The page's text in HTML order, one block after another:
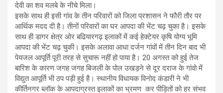
देवी का शव मलबे के नीचे मिला।
इसके साथ ही इसी गांव के तीन परिवारों को जिला प्रशासन ने फौरी तौर पर
आर्थिक मदद दी है। तीनों परिवारों का घर आपदा की भेंट चढ़ चुका है। इसके
साथ ही डागर क्षेत्र ओर बढियारगढ़ इलाकों में कई हेक्टेयर कृषि योग्य भूमि
आपदा की भेंट चढ़ चुकी। इसके अलावा आधा दर्जन गांवों में तीन दिन बाद भी
पेयजल आपूर्ति पूरी तरह से सुचारू नहीं हो पाया है। 20 अगस्त को हुई तेज
बारिश के कारण जगह जगह बिजली के पोल उखड़ने से दूर दराज के गांवो में
विद्युत आपूर्ति भी ठप पड़ी हुई है। स्थानीय विधायक विनोद कंडारी ने भी
कीर्तिनगर ब्लॉक के आपदाग्रस्त इलाकों का भ्रमण कर पीड़ितों को हर संभव